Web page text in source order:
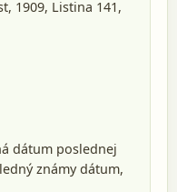
1909, Listina 141,
dátum poslednej
známy dátum,